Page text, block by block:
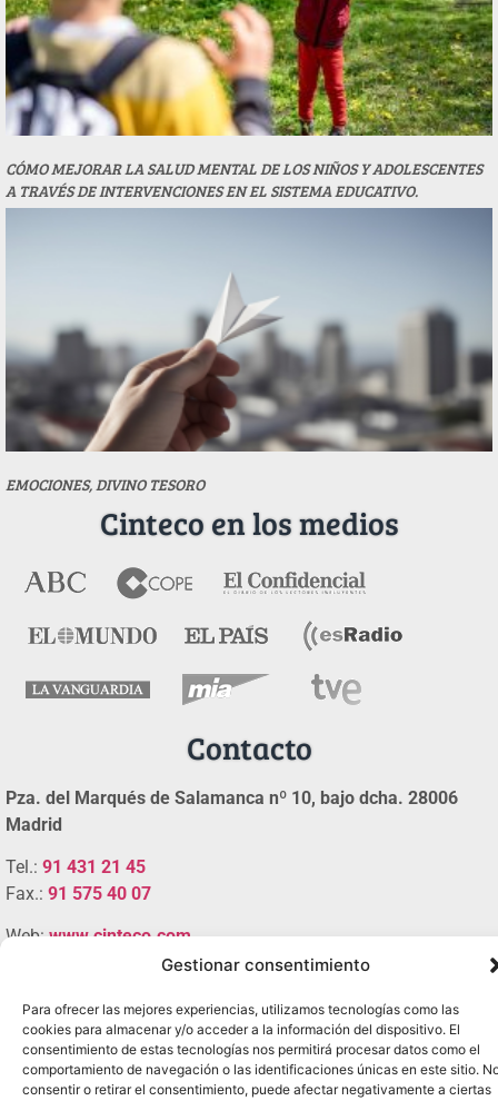
Gestionar consentimiento
Para ofrecer las mejores experiencias, utilizamos tecnologías como las
cookies para almacenar y/o acceder a la información del dispositivo. El
consentimiento de estas tecnologías nos permitirá procesar datos como el
comportamiento de navegación o las identificaciones únicas en este sitio.
consentir o retirar el consentimiento, puede afectar negativamente a ciertas
CÓMO MEJORAR LA SALUD MENTAL DE LOS NIÑOS Y ADOLESCENTES
A TRAVÉS DE INTERVENCIONES EN EL SISTEMA EDUCATIVO.
EMOCIONES, DIVINO TESORO
Cinteco en los medios
Contacto
Pza. del Marqués de Salamanca nº 10, bajo dcha. 28006
Madrid
Tel.: 91 431 21 45
Fax.: 91 575 40 07
Web:www.cinteco.com
administracion [@] cinteco.com
Psicólogos en Madrid, © 2005-2024 Cinteco |
Contacto|Política de Privacidad|Artículos (RSS)